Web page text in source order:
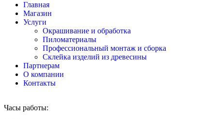
Главная
Магазин
Услуги
Окрашивание и обработка
Пиломатериалы
Профессиональный монтаж и сборка
Склейка изделий из древесины
Партнерам
О компании
Контакты
Часы работы: